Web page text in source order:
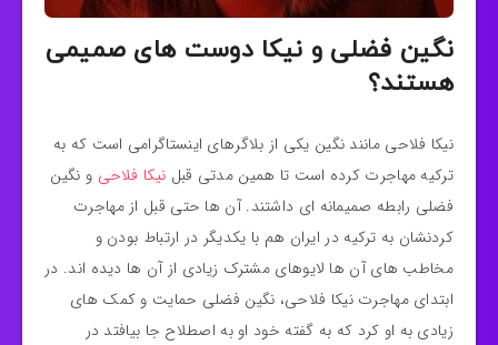
نگین فضلی و نیکا دوست های صمیمی
هستند؟
نیکا فلاحی مانند نگین یکی از بلاگرهای اینستاگرامی است که به
ترکیه مهاجرت کرده است‌ تا همین مدتی قبل نیکا فلاحی و نگین
فضلی رابطه صمیمانه ای داشتند. آن ها حتی قبل از مهاجرت
کردنشان به ترکیه در ایران هم با یکدیگر در ارتباط بودن و
مخاطب های آن ها لایوهای مشترک زیادی از آن ها دیده اند. در
ابتدای مهاجرت نیکا فلاحی، نگین فضلی حمایت و کمک های
زیادی به او کرد که به گفته خود او به اصطلاح جا بیافتد در